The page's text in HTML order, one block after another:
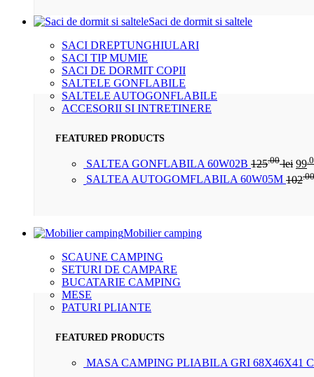
Saci de dormit si saltele
SACI DREPTUNGHIULARI
SACI TIP MUMIE
SACI DE DORMIT COPII
SALTELE GONFLABILE
SALTELE AUTOGONFLABILE
ACCESORII SI INTRETINERE
FEATURED PRODUCTS
SALTEA GONFLABILA 60W02B 125.00 lei 99
SALTEA AUTOGOMFLABILA 60W05M 102.00
Mobilier camping
SCAUNE CAMPING
SETURI DE CAMPARE
BUCATARIE CAMPING
MESE
PATURI PLIANTE
FEATURED PRODUCTS
MASA CAMPING PLIABILA GRI 68X46X41